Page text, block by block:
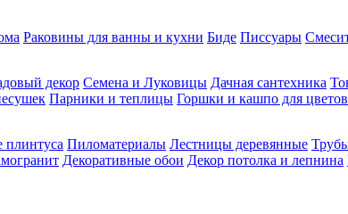
Раковины для ванны и кухни Биде Писсуары
декор Семена и Луковицы Дачная сантехника
Парники и теплицы Горшки и кашпо для цветов
Пиломатериалы Лестницы деревянные
Декоративные обои Декор потолка и лепнина